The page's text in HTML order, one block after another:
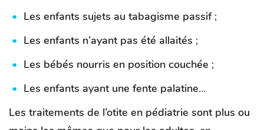
Les enfants sujets au tabagisme passif;
Les enfants n’ayant pas été allaités ;
Les bébés nourris en position couchée ;
Les enfants ayant une fente palatine…
Les traitements de l’otite en pédiatrie sont plus ou